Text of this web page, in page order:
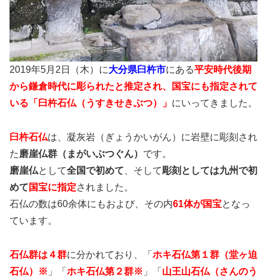
2019年5月2日（木）に大分県臼杵市にある平安時代後期
から鎌倉時代に彫られたと推定され、国宝にも指定されて
いる 「 臼杵石仏（うすきせきぶつ）」 にいってきました。
臼杵石仏は、凝灰岩（ぎょうかいがん）に岩壁に彫刻され
た磨崖仏群（まがいぶつぐん） です。
磨崖仏として全国で初めて 、そして彫刻としては九州で初
めて 国宝に指定されました。
石仏の数は60余体にもおよび、その内61体が国宝となっ
ています。
石仏群は４群に分かれており、「 ホキ石仏第１群（堂ヶ迫
石仏）※ 」「 ホキ石仏第２群※ 」「 山王山石仏（さんのう